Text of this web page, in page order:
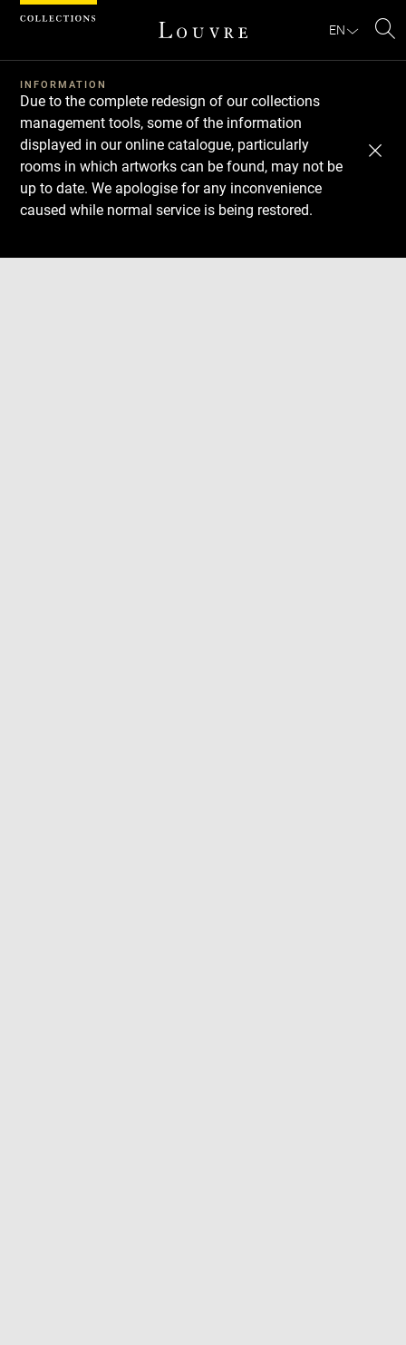
EN
INFORMATION
Due to the complete redesign of our collections
management tools, some of the information
displayed in our online catalogue, particularly
rooms in which artworks can be found, may not be
up to date. We apologise for any inconvenience
caused while normal service is being restored.
Download
Next
Previous
Cookies management panel